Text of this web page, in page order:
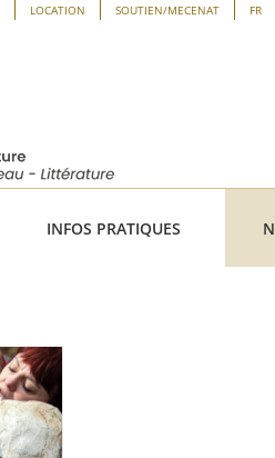
LOCATION SOUTIEN/MECENAT FR
INFOS PRATIQUES